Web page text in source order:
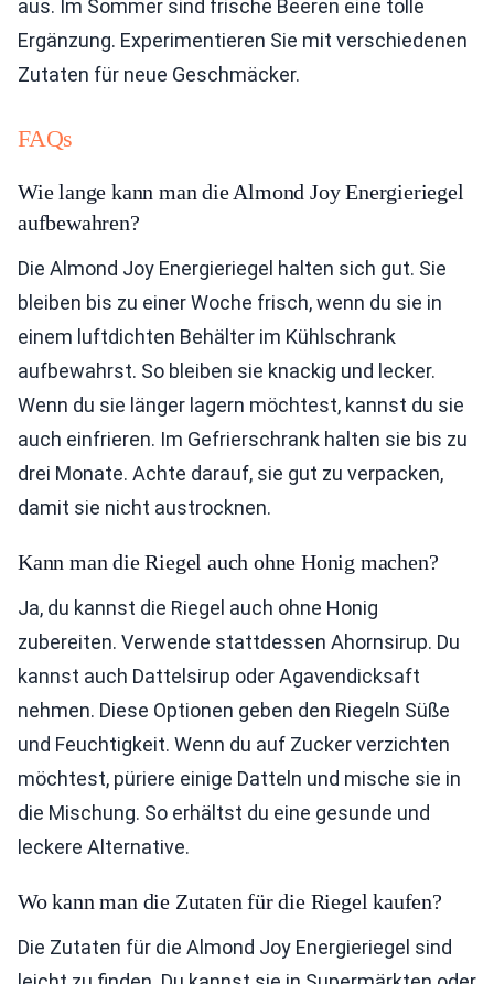
aus. Im Sommer sind frische Beeren eine tolle
Ergänzung. Experimentieren Sie mit verschiedenen
Zutaten für neue Geschmäcker.
FAQs
Wie lange kann man die Almond Joy Energieriegel
aufbewahren?
Die Almond Joy Energieriegel halten sich gut. Sie
bleiben bis zu einer Woche frisch, wenn du sie in
einem luftdichten Behälter im Kühlschrank
aufbewahrst. So bleiben sie knackig und lecker.
Wenn du sie länger lagern möchtest, kannst du sie
auch einfrieren. Im Gefrierschrank halten sie bis zu
drei Monate. Achte darauf, sie gut zu verpacken,
damit sie nicht austrocknen.
Kann man die Riegel auch ohne Honig machen?
Ja, du kannst die Riegel auch ohne Honig
zubereiten. Verwende stattdessen Ahornsirup. Du
kannst auch Dattelsirup oder Agavendicksaft
nehmen. Diese Optionen geben den Riegeln Süße
und Feuchtigkeit. Wenn du auf Zucker verzichten
möchtest, püriere einige Datteln und mische sie in
die Mischung. So erhältst du eine gesunde und
leckere Alternative.
Wo kann man die Zutaten für die Riegel kaufen?
Die Zutaten für die Almond Joy Energieriegel sind